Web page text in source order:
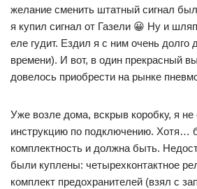
желание сменить штатный сигнал
я купил сигнал от Газели 😀 Ну и
еле гудит. Ездил я с ним очень долго
времени). И вот, в один прекрасный
довелось приобрести на рынке
Уже возле дома, вскрыв коробку, я
инструкцию по подключению. Хотя…
комплектность и должна быть.
были куплены: четырехконтактное
комплект предохранителей (взял с